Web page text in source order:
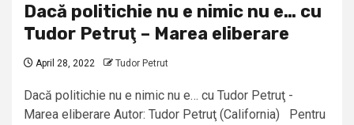
Dacă politichie nu e nimic nu e… cu
Tudor Petruţ – Marea eliberare
April 28, 2022 Tudor Petrut
Dacă politichie nu e nimic nu e… cu Tudor Petruţ -
Marea eliberare Autor: Tudor Petruţ (California) Pentru